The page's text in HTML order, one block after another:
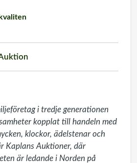
i tredje generationen
kopplat till handeln med
klockor, ädelstenar och
Kaplans Auktioner, där
är ledande i Norden på